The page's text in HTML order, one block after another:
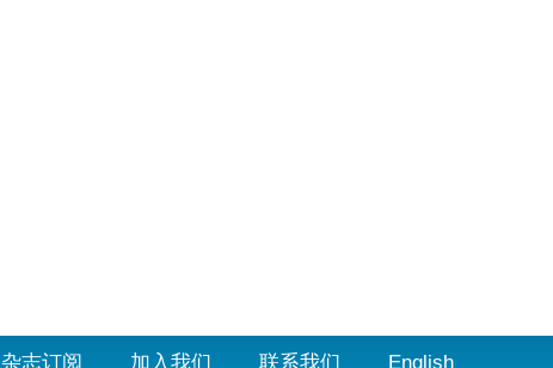
杂志订阅 加入我们 联系我们 English